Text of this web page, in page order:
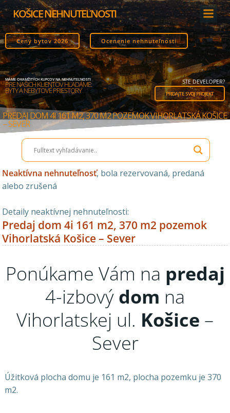
Skip
to
content
KOŠICE NEHNUTEĽNOSTI
Ceny bytov 2026 Ocenenie nehnuteľnosti
MÁME OKAMŽITÝCH KUPCOV NA NEHNUTEĽNOSTI
PRE NAŠICH KLIENTOV HĽADÁME:
BYTY A NEBYTOVÉ PRIESTORY
STE DEVELOPER?
PRIDAJTE SVOJ PROJEKT
PREDAJ DOM 4I 161 M2, 370 M2 POZEMOK VIHORLATSKÁ KOŠICE
– SEVER
Neaktívna nehnuteľnosť, bola rezervovaná, predaná
alebo zrušená
Detaily neaktívnej nehnuteľnosti:
Predaj dom 4i 161 m2, 370 m2 pozemok
Vihorlatská Košice – Sever
Ponúkame Vám na predaj
4-izbový dom na
Vihorlatskej ul. Košice –
Sever
Úžitková plocha domu je 161 m2, plocha pozemku je 370
m2.